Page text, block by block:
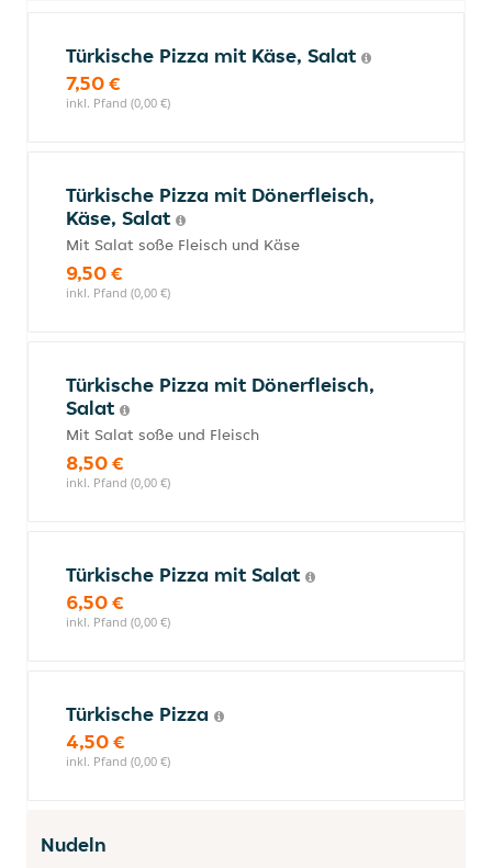
Türkische Pizza mit Käse, Salat
7,50 €
inkl. Pfand (0,00 €)
Türkische Pizza mit Dönerfleisch,
Käse, Salat
Mit Salat soße Fleisch und Käse
9,50 €
inkl. Pfand (0,00 €)
Türkische Pizza mit Dönerfleisch,
Salat
Mit Salat soße und Fleisch
8,50 €
inkl. Pfand (0,00 €)
Türkische Pizza mit Salat
6,50 €
inkl. Pfand (0,00 €)
Türkische Pizza
4,50 €
inkl. Pfand (0,00 €)
Nudeln